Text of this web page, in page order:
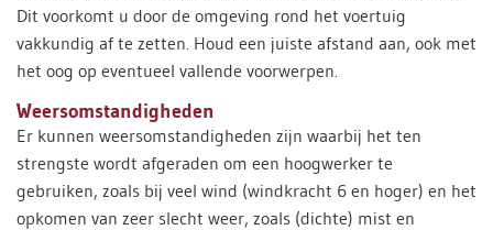
Dit voorkomt u door de omgeving rond het voertuig
vakkundig af te zetten. Houd een juiste afstand aan, ook met
het oog op eventueel vallende voorwerpen.
Weersomstandigheden
Er kunnen weersomstandigheden zijn waarbij het ten
strengste wordt afgeraden om een hoogwerker te
gebruiken, zoals bij veel wind (windkracht 6 en hoger) en het
opkomen van zeer slecht weer, zoals (dichte) mist en